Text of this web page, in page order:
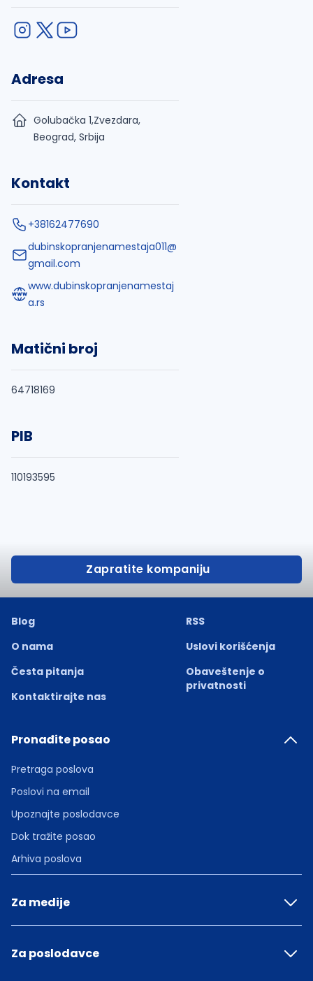
Adresa
Golubačka 1,Zvezdara,
Beograd, Srbija
Kontakt
+38162477690
dubinskopranjenamestaja011@
gmail.com
www.dubinskopranjenamestaj
a.rs
Matični broj
64718169
PIB
110193595
Zapratite kompaniju
Blog
O nama
Česta pitanja
Kontaktirajte nas
RSS
Uslovi korišćenja
Obaveštenje o
privatnosti
Pronađite posao
Pretraga poslova
Poslovi na email
Upoznajte poslodavce
Dok tražite posao
Arhiva poslova
Za medije
Za poslodavce